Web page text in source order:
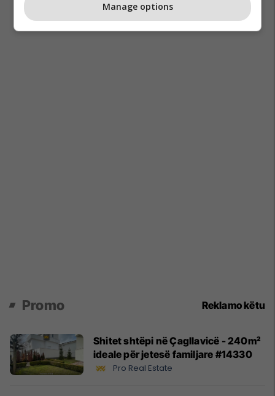
Promo Reklamo këtu
Shitet shtëpi në Çagllavicë - 240m²
ideale për jetesë familjare #14330
Pro Real Estate
Manage options